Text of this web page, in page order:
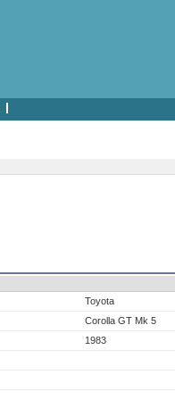
Toyota
Corolla GT Mk 5
1983